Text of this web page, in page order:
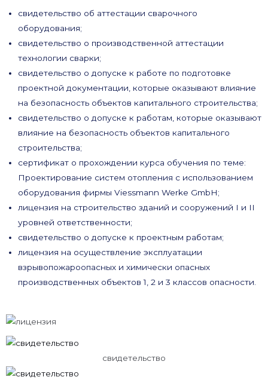
свидетельство об аттестации сварочного
оборудования;
свидетельство о производственной аттестации
технологии сварки;
свидетельство о допуске к работе по подготовке
проектной документации, которые оказывают влияние
на безопасность объектов капитального строительства;
свидетельство о допуске к работам, которые оказывают
влияние на безопасность объектов капитального
строительства;
сертификат о прохождении курса обучения по теме:
Проектирование систем отопления с использованием
оборудования фирмы Viessmann Werke GmbH;
лицензия на строительство зданий и сооружений I и II
уровней ответственности;
свидетельство о допуске к проектным работам;
лицензия на осуществление эксплуатации
взрывопожароопасных и химически опасных
производственных объектов 1, 2 и 3 классов опасности.
свидетельство